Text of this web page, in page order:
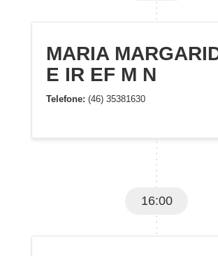
MARIA
E IR EF M N
Telefone: (46) 35381630
16:00